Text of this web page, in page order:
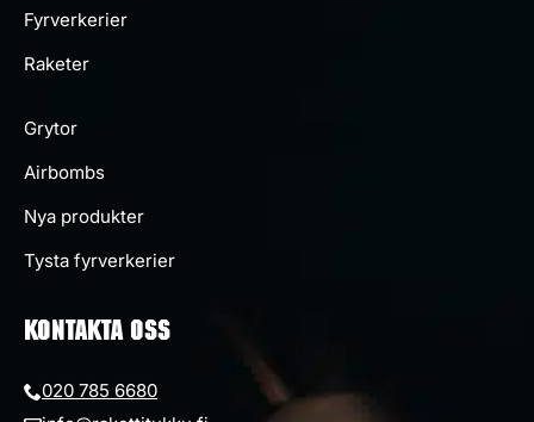
Fyrverkerier
Raketer
Grytor
Airbombs
Nya produkter
Tysta fyrverkerier
KONTAKTA OSS
020 785 6680